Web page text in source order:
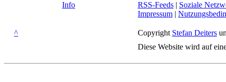
Info
RSS-Feeds | Soziale
Impressum |
^ Copyright Stefan Deiters
Diese Website wird auf